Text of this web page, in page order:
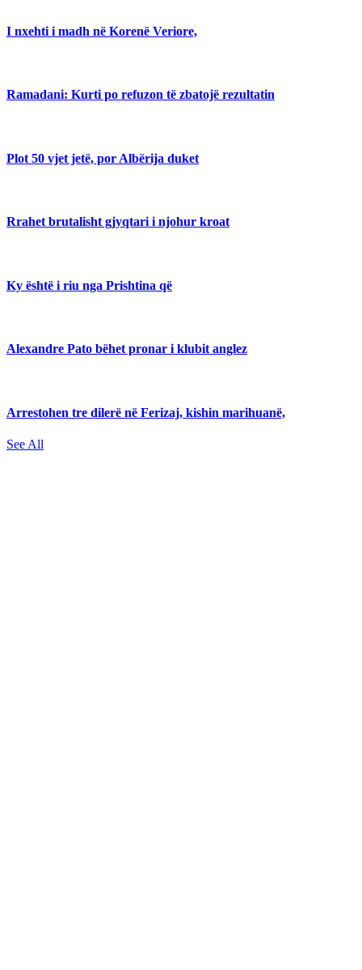
I nxehti i madh në Korenë Veriore,
Ramadani: Kurti po refuzon të zbatojë rezultatin
Plot 50 vjet jetë, por Albërija duket
Rrahet brutalisht gjyqtari i njohur kroat
Ky është i riu nga Prishtina që
Alexandre Pato bëhet pronar i klubit anglez
Arrestohen tre dilerë në Ferizaj, kishin marihuanë,
See All